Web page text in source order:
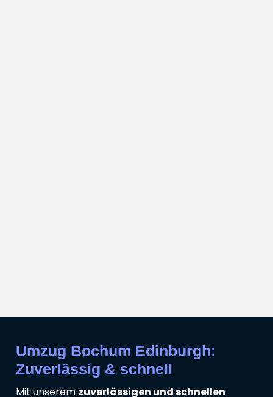
Umzug Bochum Edinburgh:
Zuverlässig & schnell
Mit unserem zuverlässigen und schnellen